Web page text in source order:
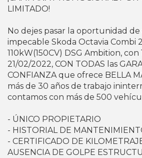
LIMITADO!
No dejes pasar la oportunidad
impecable Skoda Octavia Combi
110kW(150CV) DSG Ambition, con
21/02/2022, CON TODAS las
CONFIANZA que ofrece BELLA
más de 30 años de trabajo
contamos con más de 500
- ÚNICO PROPIETARIO
- HISTORIAL DE
- CERTIFICADO DE
AUSENCIA DE GOLPE